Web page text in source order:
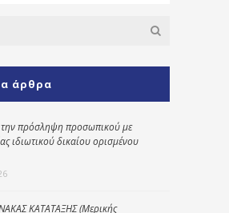
άρθρα
πρόσληψη προσωπικού με
ιδιωτικού δικαίου ορισμένου
ΚΑΤΑΤΑΞΗΣ (Μερικής